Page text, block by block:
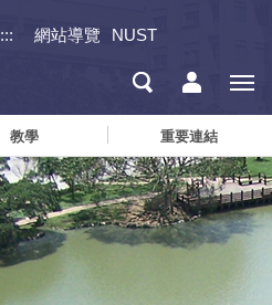
::: 網站導覽 NUST
教學 重要連結